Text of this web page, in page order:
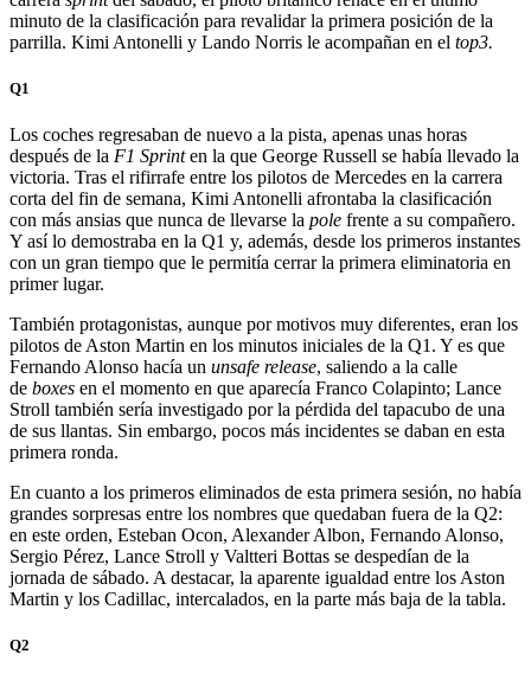
minuto de la clasificación para revalidar la primera posición de la
parrilla. Kimi Antonelli y Lando Norris le acompañan en el top3.
Q1
Los coches regresaban de nuevo a la pista, apenas unas horas
después de la F1 Sprinten la que George Russell se había llevado la
victoria. Tras el rifirrafe entre los pilotos de Mercedes en la carrera
corta del fin de semana, Kimi Antonelli afrontaba la clasificación
con más ansias que nunca de llevarse la pole frente a su compañero.
Y así lo demostraba en la Q1 y, además, desde los primeros instantes
con un gran tiempo que le permitía cerrar la primera eliminatoria en
primer lugar.
También protagonistas, aunque por motivos muy diferentes, eran los
pilotos de Aston Martin en los minutos iniciales de la Q1. Y es que
Fernando Alonso hacía un unsafe release, saliendo a la calle
de boxes en el momento en que aparecía Franco Colapinto; Lance
Stroll también sería investigado por la pérdida del tapacubo de una
de sus llantas. Sin embargo, pocos más incidentes se daban en esta
primera ronda.
En cuanto a los primeros eliminados de esta primera sesión, no había
grandes sorpresas entre los nombres que quedaban fuera de la Q2:
en este orden, Esteban Ocon, Alexander Albon, Fernando Alonso,
Sergio Pérez, Lance Stroll y Valtteri Bottas se despedían de la
jornada de sábado. A destacar, la aparente igualdad entre los Aston
Martin y los Cadillac, intercalados, en la parte más baja de la tabla.
Q2